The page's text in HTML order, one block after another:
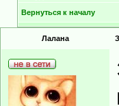
Вернуться к началу
Лалана